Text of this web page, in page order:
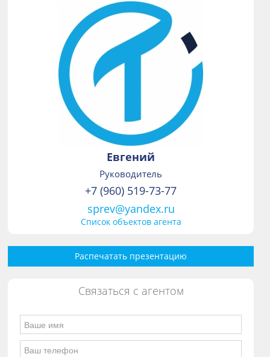
Евгений
Руководитель
+7 (960) 519-73-77
sprev@yandex.ru
Список объектов агента
Распечатать презентацию
Связаться с агентом